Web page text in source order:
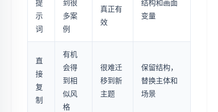
提
示
词
到很
多案
例
真正有
效
结构和画面
变量
直
接
复
制
有机
会得
到相
似风
格
很难迁
移到新
主题
保留结构，
替换主体和
场景